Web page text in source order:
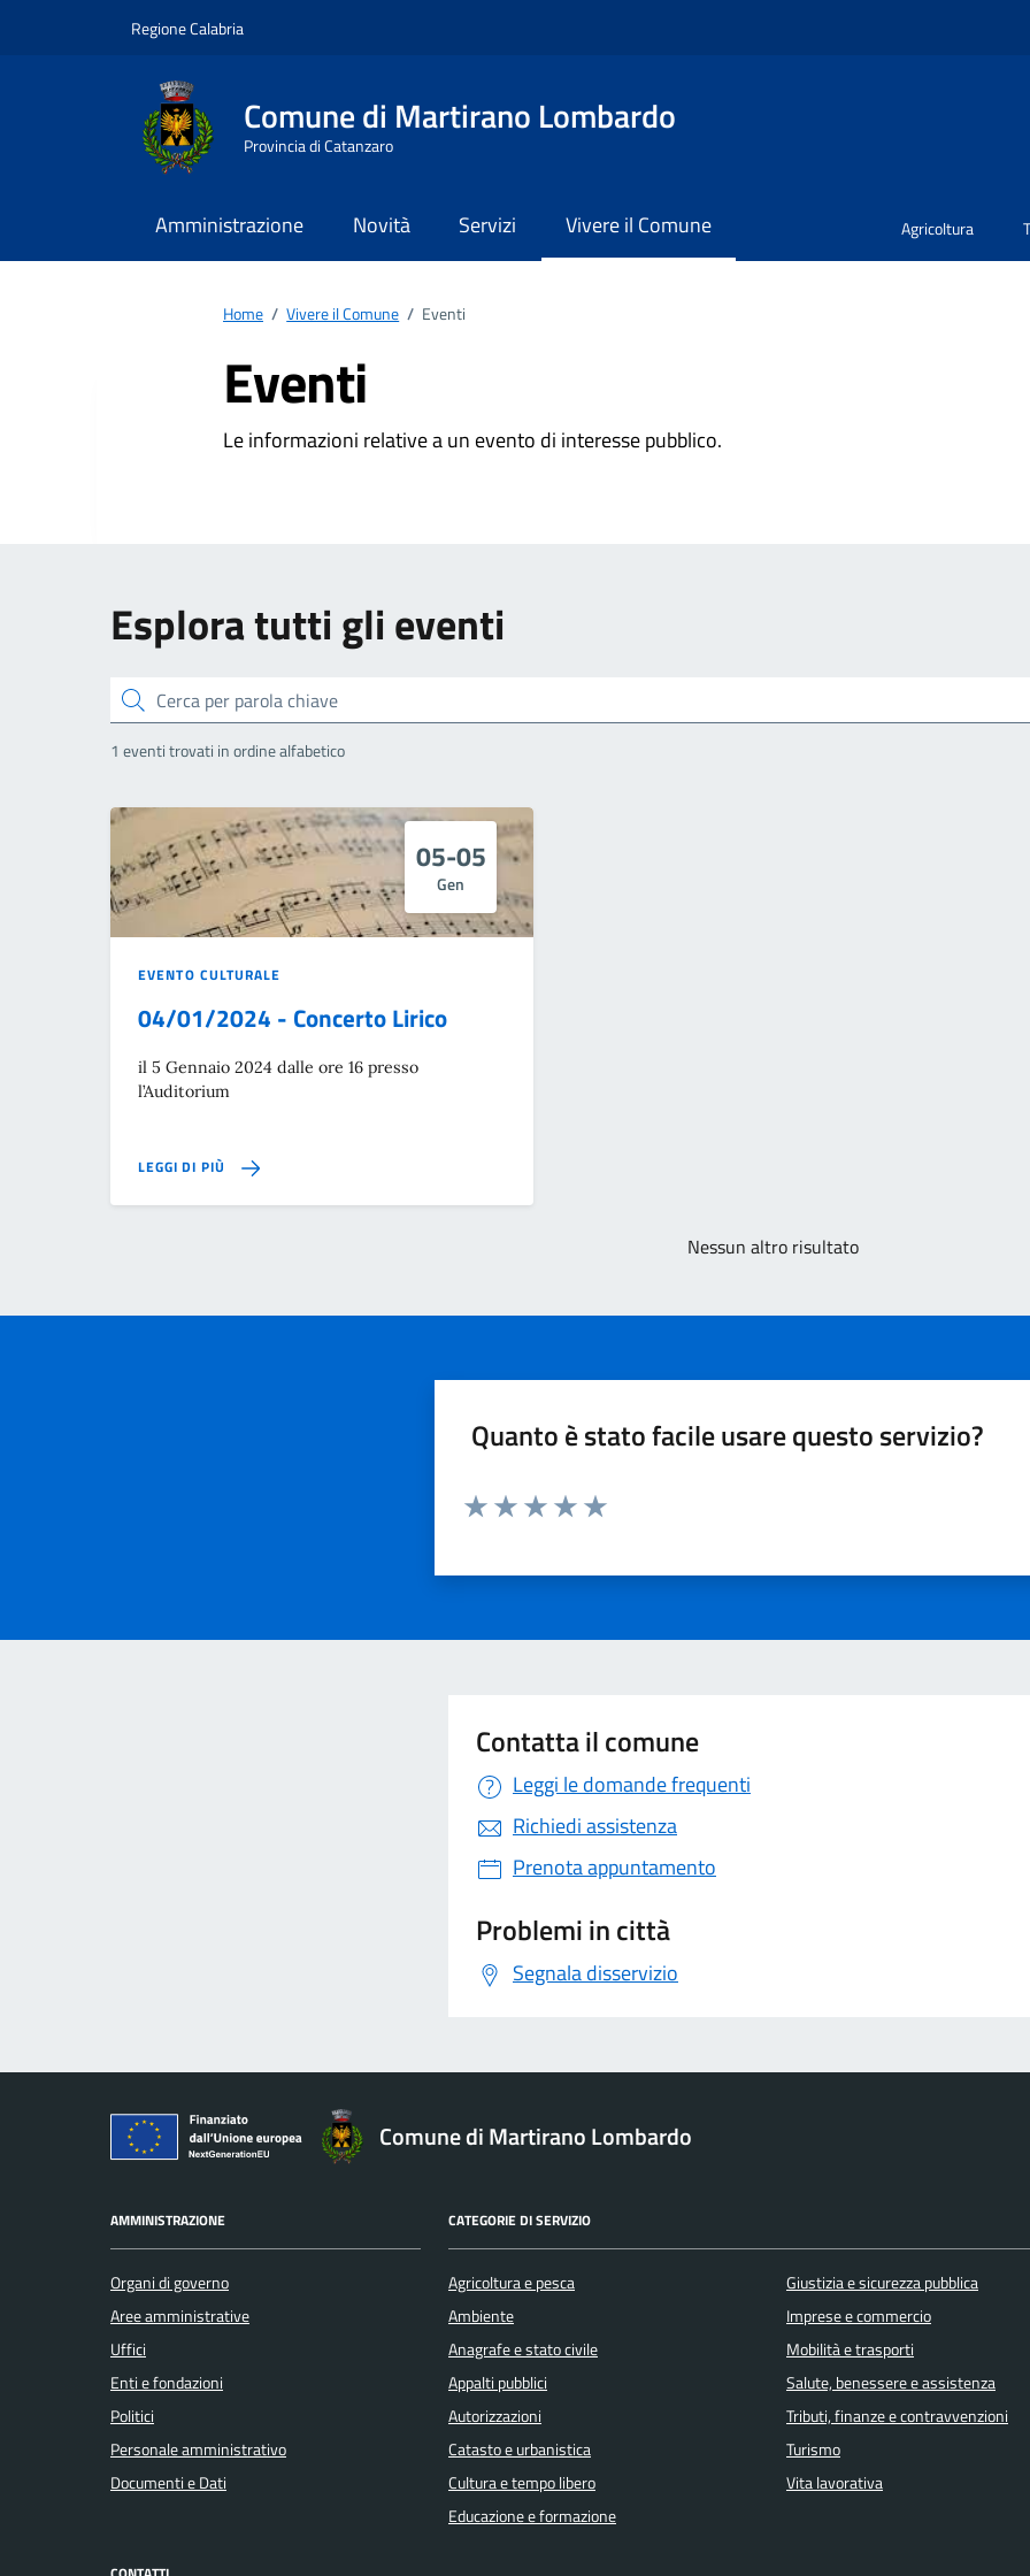
Regione Calabria
Comune di Martirano Lombardo
Provincia di Catanzaro
Amministrazione Novità Servizi Vivere il Comune Agricoltura
Home / Vivere il Comune / Eventi
Eventi
Le informazioni relative a un evento di interesse pubblico.
Esplora tutti gli eventi
Cerca
1 eventi trovati in ordine alfabetico
05-05
Gen
EVENTO CULTURALE
04/01/2024 - Concerto Lirico
il 5 Gennaio 2024 dalle ore 16 presso
l’Auditorium
LEGGI DI PIÙ
Nessun altro risultato
Quanto è stato facile usare questo servizio?
Contatta il comune
Leggi le domande frequenti
Richiedi assistenza
Prenota appuntamento
Problemi in città
Segnala disservizio
Comune di Martirano Lombardo
AMMINISTRAZIONE
Organi di governo
Aree amministrative
Uffici
Enti e fondazioni
Politici
Personale amministrativo
Documenti e Dati
CATEGORIE DI SERVIZIO
Agricoltura e pesca
Ambiente
Anagrafe e stato civile
Appalti pubblici
Autorizzazioni
Catasto e urbanistica
Cultura e tempo libero
Educazione e formazione
Giustizia e sicurezza pubblica
Imprese e commercio
Mobilità e trasporti
Salute, benessere e assistenza
Tributi, finanze e contravvenzioni
Turismo
Vita lavorativa